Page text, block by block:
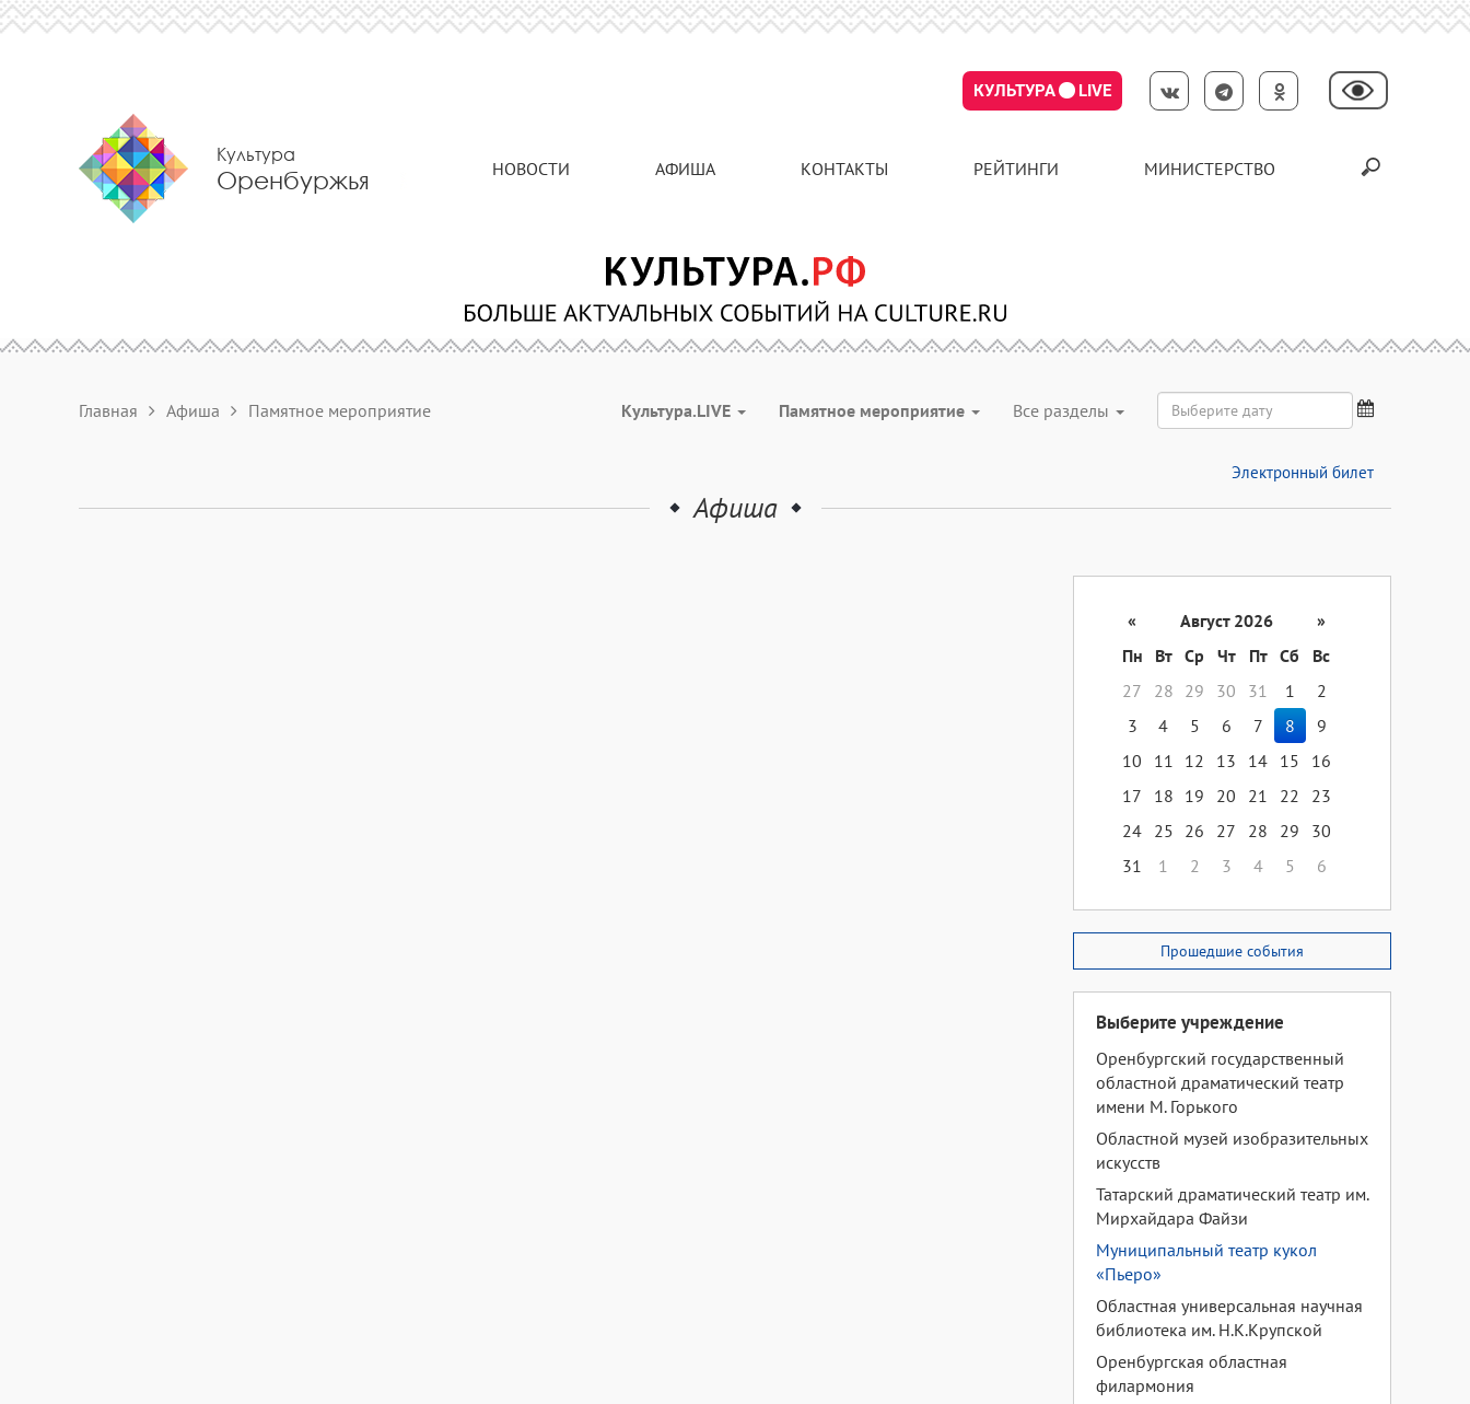
КУЛЬТУРА LIVE
Культура
Оренбуржья НОВОСТИ АФИША КОНТАКТЫ РЕЙТИНГИ МИНИСТЕРСТВО
Главная Афиша Памятное мероприятие Культура.LIVE Памятное мероприятие Все разделы
Электронный билет
Афиша
« Август 2026
»
Пн
Вт Ср Чт Пт Сб
Вс
27
28 29 30 31 1
2
3
4 5 6 7 8
9
10
11 12 13 14 15
16
17
18 19 20 21 22
23
24 25 26 27 28 29
30
31
1 2 3 4 5 6
Прошедшие события
Выберите учреждение
Оренбургский государственный
областной драматический театр
имени М. Горького
Областной музей изобразительных
искусств
Татарский драматический театр им.
Мирхайдара Файзи
Муниципальный театр кукол
«Пьеро»
Областная универсальная научная
библиотека им. Н.К.Крупской
Оренбургская областная
филармония